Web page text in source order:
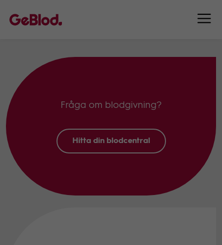
Fråga om blodgivning?
Hitta din blodcentral